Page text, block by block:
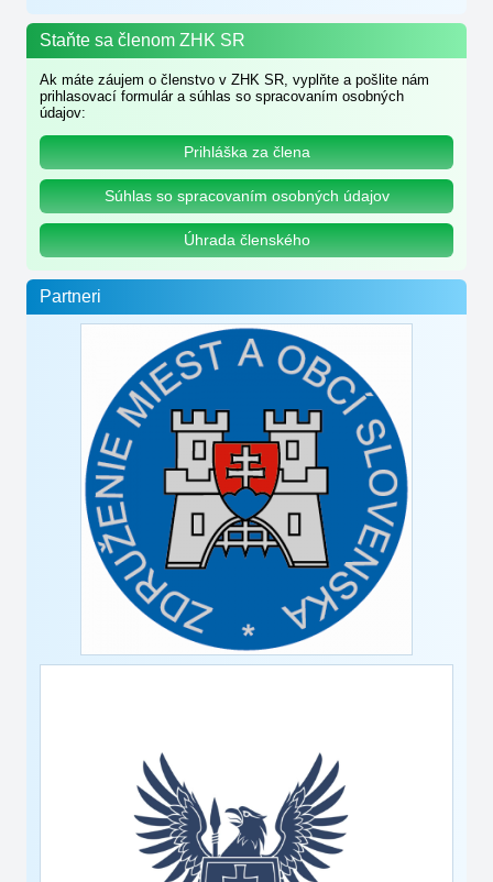
Staňte sa členom ZHK SR
Ak máte záujem o členstvo v ZHK SR, vyplňte a pošlite nám
prihlasovací formulár a súhlas so spracovaním osobných
údajov:
Prihláška za člena
Súhlas so spracovaním osobných údajov
Úhrada členského
Partneri